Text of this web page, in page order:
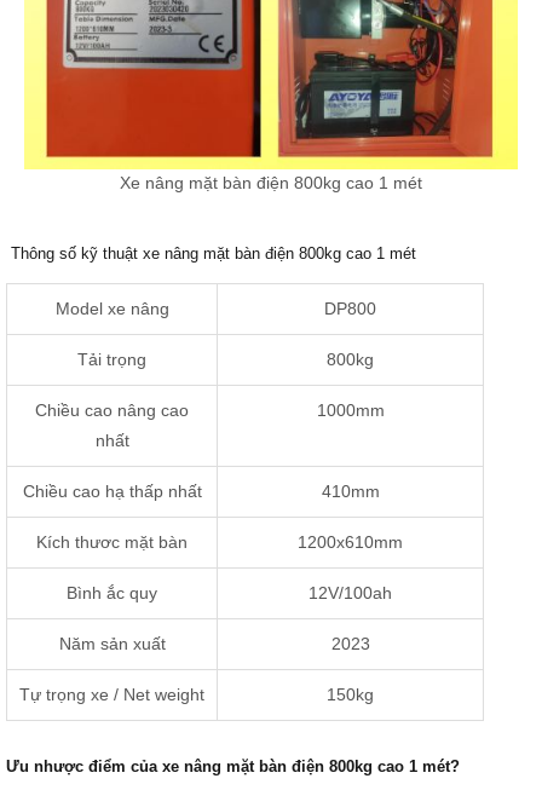
Xe nâng mặt bàn điện 800kg cao 1 mét
Thông số kỹ thuật xe nâng mặt bàn điện 800kg cao 1 mét
Model xe nâng DP800
Tải trọng 800kg
Chiều cao nâng cao
nhất
1000mm
Chiều cao hạ thấp nhất 410mm
Kích thươc mặt bàn 1200x610mm
Bình ắc quy 12V/100ah
Năm sản xuất 2023
Tự trọng xe / Net weight 150kg
Ưu nhược điểm của xe nâng mặt bàn điện 800kg cao 1 mét?